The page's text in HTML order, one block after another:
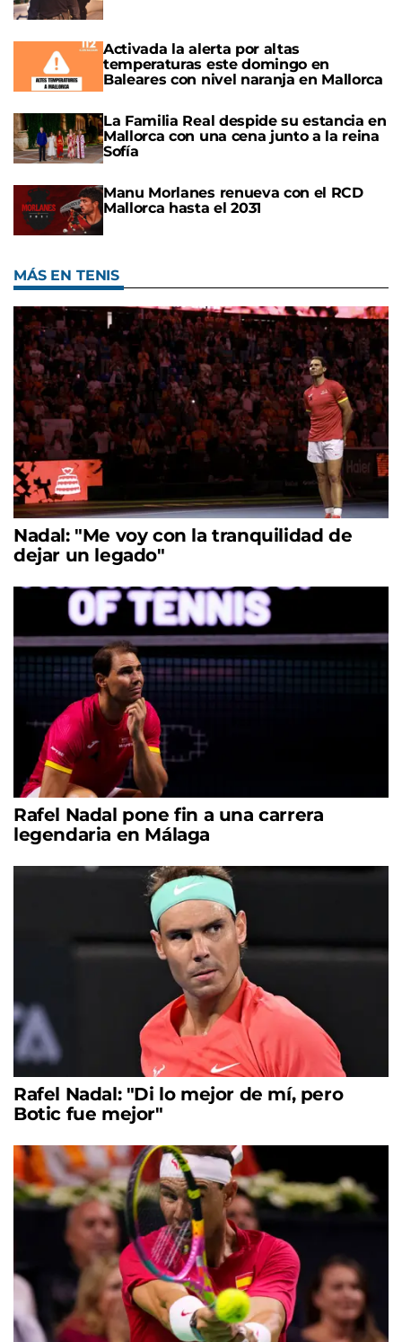
Activada la alerta por altas
temperaturas este domingo en
Baleares con nivel naranja en Mallorca
La Familia Real despide su estancia en
Mallorca con una cena junto a la reina
Sofía
Manu Morlanes renueva con el RCD
Mallorca hasta el 2031
MÁS EN TENIS
Nadal: "Me voy con la tranquilidad de
dejar un legado"
Rafel Nadal pone fin a una carrera
legendaria en Málaga
Rafel Nadal: "Di lo mejor de mí, pero
Botic fue mejor"